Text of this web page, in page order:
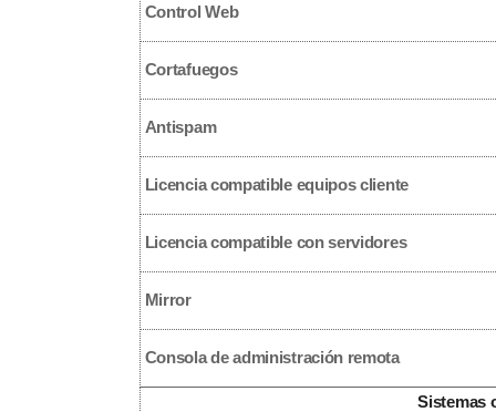
Control Web
Cortafuegos
Antispam
Licencia compatible equipos cliente
Licencia compatible con servidores
Mirror
Consola de administración remota
Sistemas